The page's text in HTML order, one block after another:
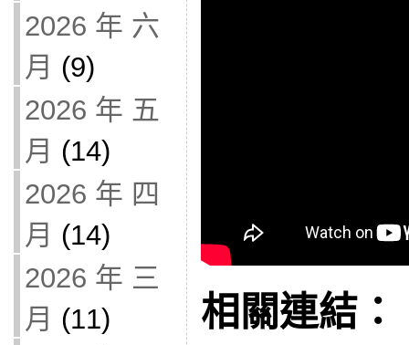
2026 年 六
月 (9)
2026 年 五
月 (14)
2026 年 四
月 (14)
2026 年 三
月 (11)
相關連結：